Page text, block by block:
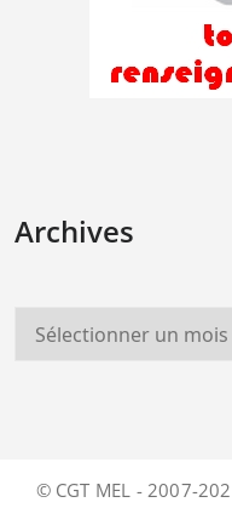
Archives
© CGT MEL - 2007-